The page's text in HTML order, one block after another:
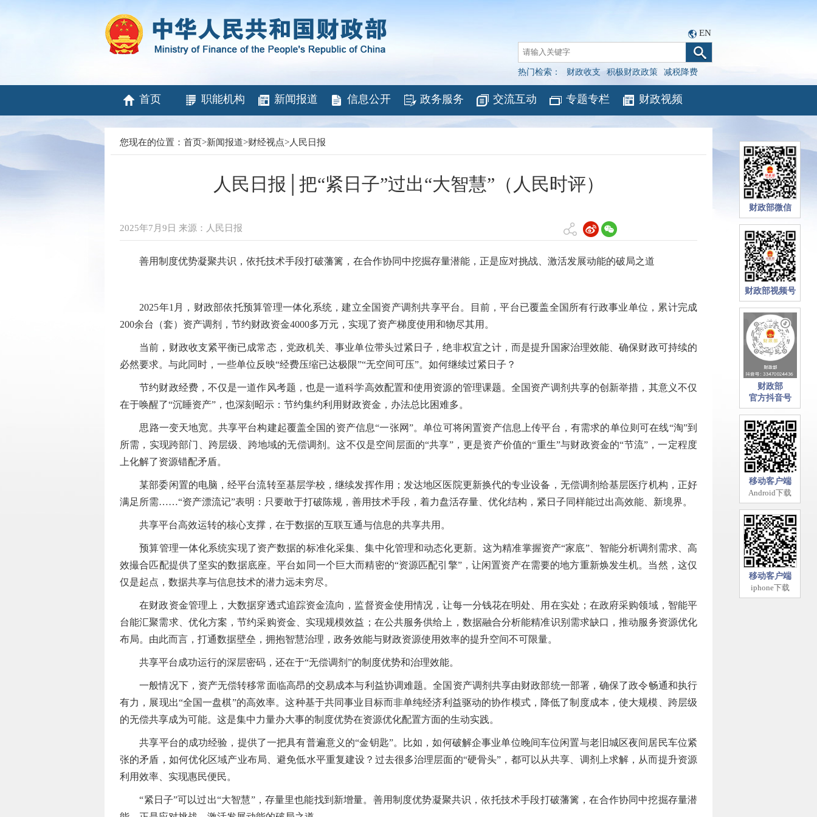
EN
热门检索： 财政收支 积极财政政策 减税降费
首页 职能机构 新闻报道 信息公开 政务服务 交流互动 专题专栏 财政视频
您现在的位置： 首页>新闻报道>财经视点>人民日报
人民日报│把“紧日子”过出“大智慧”（人民时评）
2025年7月9日 来源：人民日报
善用制度优势凝聚共识，依托技术手段打破藩篱，在合作协同中挖掘存量潜能，正是应对挑战、激活发展动能的破局之道
2025年1月，财政部依托预算管理一体化系统，建立全国资产调剂共享平台。目前，平台已覆盖全国所有行政事业单位，累计完成
200余台（套）资产调剂，节约财政资金4000多万元，实现了资产梯度使用和物尽其用。
当前，财政收支紧平衡已成常态，党政机关、事业单位带头过紧日子，绝非权宜之计，而是提升国家治理效能、确保财政可持续的
必然要求。与此同时，一些单位反映“经费压缩已达极限”“无空间可压”。如何继续过紧日子？
节约财政经费，不仅是一道作风考题，也是一道科学高效配置和使用资源的管理课题。全国资产调剂共享的创新举措，其意义不仅
在于唤醒了“沉睡资产”，也深刻昭示：节约集约利用财政资金，办法总比困难多。
思路一变天地宽。共享平台构建起覆盖全国的资产信息“一张网”。单位可将闲置资产信息上传平台，有需求的单位则可在线“淘”到
所需，实现跨部门、跨层级、跨地域的无偿调剂。这不仅是空间层面的“共享”，更是资产价值的“重生”与财政资金的“节流”，一定程度
上化解了资源错配矛盾。
某部委闲置的电脑，经平台流转至基层学校，继续发挥作用；发达地区医院更新换代的专业设备，无偿调剂给基层医疗机构，正好
满足所需……“资产漂流记”表明：只要敢于打破陈规，善用技术手段，着力盘活存量、优化结构，紧日子同样能过出高效能、新境界。
共享平台高效运转的核心支撑，在于数据的互联互通与信息的共享共用。
预算管理一体化系统实现了资产数据的标准化采集、集中化管理和动态化更新。这为精准掌握资产“家底”、智能分析调剂需求、高
效撮合匹配提供了坚实的数据底座。平台如同一个巨大而精密的“资源匹配引擎”，让闲置资产在需要的地方重新焕发生机。当然，这仅
仅是起点，数据共享与信息技术的潜力远未穷尽。
在财政资金管理上，大数据穿透式追踪资金流向，监督资金使用情况，让每一分钱花在明处、用在实处；在政府采购领域，智能平
台能汇聚需求、优化方案，节约采购资金、实现规模效益；在公共服务供给上，数据融合分析能精准识别需求缺口，推动服务资源优化
布局。由此而言，打通数据壁垒，拥抱智慧治理，政务效能与财政资源使用效率的提升空间不可限量。
共享平台成功运行的深层密码，还在于“无偿调剂”的制度优势和治理效能。
一般情况下，资产无偿转移常面临高昂的交易成本与利益协调难题。全国资产调剂共享由财政部统一部署，确保了政令畅通和执行
有力，展现出“全国一盘棋”的高效率。这种基于共同事业目标而非单纯经济利益驱动的协作模式，降低了制度成本，使大规模、跨层级
的无偿共享成为可能。这是集中力量办大事的制度优势在资源优化配置方面的生动实践。
共享平台的成功经验，提供了一把具有普遍意义的“金钥匙”。比如，如何破解企事业单位晚间车位闲置与老旧城区夜间居民车位紧
张的矛盾，如何优化区域产业布局、避免低水平重复建设？过去很多治理层面的“硬骨头”，都可以从共享、调剂上求解，从而提升资源
利用效率、实现惠民便民。
“紧日子”可以过出“大智慧”，存量里也能找到新增量。善用制度优势凝聚共识，依托技术手段打破藩篱，在合作协同中挖掘存量潜
财政部微信
财政部视频号
财政部
官方抖音号
移动客户端
Android下载
移动客户端
iphone下载